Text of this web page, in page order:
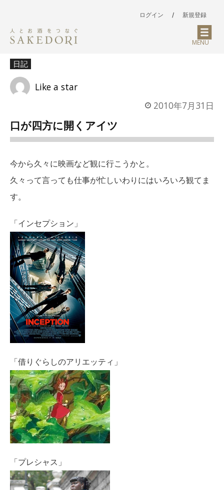
ログイン / 新規登録
MENU
日記
Like a star
2010年7月31日
口が四方に開くアイツ
今から久々に映画など観に行こうかと。
久々って言っても仕事が忙しいわりにはいろいろ観てま
す。
「インセプション」
「借りぐらしのアリエッティ」
「プレシャス」